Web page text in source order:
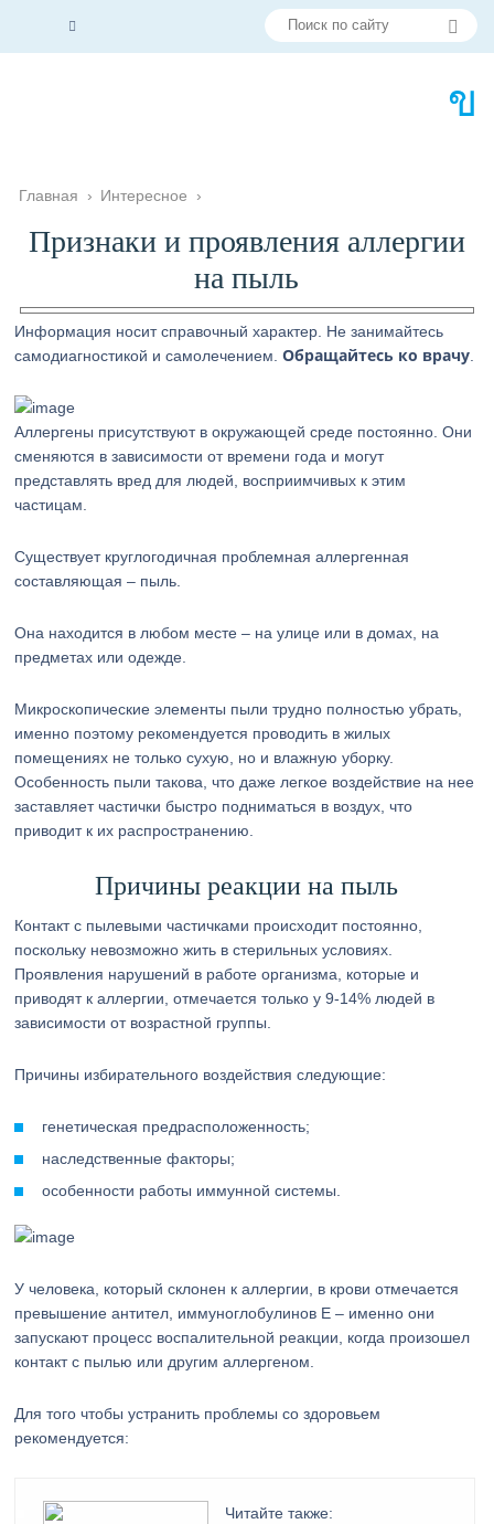
Главная › Интересное ›
Признаки и проявления аллергии
на пыль
Информация носит справочный характер. Не занимайтесь
самодиагностикой и самолечением.Обращайтесь ко врачу
Аллергены присутствуют в окружающей среде постоянно. Они
сменяются в зависимости от времени года и могут
представлять вред для людей, восприимчивых к этим
частицам.
Существует круглогодичная проблемная аллергенная
составляющая – пыль.
Она находится в любом месте – на улице или в домах, на
предметах или одежде.
Микроскопические элементы пыли трудно полностью убрать,
именно поэтому рекомендуется проводить в жилых
помещениях не только сухую, но и влажную уборку.
Особенность пыли такова, что даже легкое воздействие на нее
заставляет частички быстро подниматься в воздух, что
приводит к их распространению.
Причины реакции на пыль
Контакт с пылевыми частичками происходит постоянно,
поскольку невозможно жить в стерильных условиях.
Проявления нарушений в работе организма, которые и
приводят к аллергии, отмечается только у 9-14% людей в
зависимости от возрастной группы.
Причины избирательного воздействия следующие:
генетическая предрасположенность;
наследственные факторы;
особенности работы иммунной системы.
У человека, который склонен к аллергии, в крови отмечается
превышение антител, иммуноглобулинов E – именно они
запускают процесс воспалительной реакции, когда произошел
контакт с пылью или другим аллергеном.
Для того чтобы устранить проблемы со здоровьем
рекомендуется:
Читайте также: